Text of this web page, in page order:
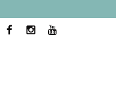
na
obsahFACEBOOKINSTAGRAM
YOUTUBE